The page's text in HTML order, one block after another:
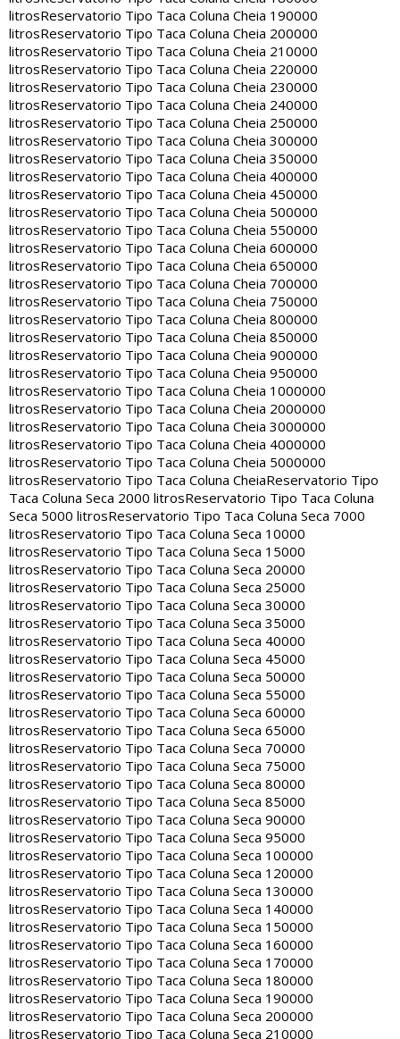
litrosReservatorio Tipo Taca Coluna Cheia 190000
litrosReservatorio Tipo Taca Coluna Cheia 200000
litrosReservatorio Tipo Taca Coluna Cheia 210000
litrosReservatorio Tipo Taca Coluna Cheia 220000
litrosReservatorio Tipo Taca Coluna Cheia 230000
litrosReservatorio Tipo Taca Coluna Cheia 240000
litrosReservatorio Tipo Taca Coluna Cheia 250000
litrosReservatorio Tipo Taca Coluna Cheia 300000
litrosReservatorio Tipo Taca Coluna Cheia 350000
litrosReservatorio Tipo Taca Coluna Cheia 400000
litrosReservatorio Tipo Taca Coluna Cheia 450000
litrosReservatorio Tipo Taca Coluna Cheia 500000
litrosReservatorio Tipo Taca Coluna Cheia 550000
litrosReservatorio Tipo Taca Coluna Cheia 600000
litrosReservatorio Tipo Taca Coluna Cheia 650000
litrosReservatorio Tipo Taca Coluna Cheia 700000
litrosReservatorio Tipo Taca Coluna Cheia 750000
litrosReservatorio Tipo Taca Coluna Cheia 800000
litrosReservatorio Tipo Taca Coluna Cheia 850000
litrosReservatorio Tipo Taca Coluna Cheia 900000
litrosReservatorio Tipo Taca Coluna Cheia 950000
litrosReservatorio Tipo Taca Coluna Cheia 1000000
litrosReservatorio Tipo Taca Coluna Cheia 2000000
litrosReservatorio Tipo Taca Coluna Cheia 3000000
litrosReservatorio Tipo Taca Coluna Cheia 4000000
litrosReservatorio Tipo Taca Coluna Cheia 5000000
litrosReservatorio Tipo Taca Coluna CheiaReservatorio Tipo
Taca Coluna Seca 2000 litrosReservatorio Tipo Taca Coluna
Seca 5000 litrosReservatorio Tipo Taca Coluna Seca 7000
litrosReservatorio Tipo Taca Coluna Seca 10000
litrosReservatorio Tipo Taca Coluna Seca 15000
litrosReservatorio Tipo Taca Coluna Seca 20000
litrosReservatorio Tipo Taca Coluna Seca 25000
litrosReservatorio Tipo Taca Coluna Seca 30000
litrosReservatorio Tipo Taca Coluna Seca 35000
litrosReservatorio Tipo Taca Coluna Seca 40000
litrosReservatorio Tipo Taca Coluna Seca 45000
litrosReservatorio Tipo Taca Coluna Seca 50000
litrosReservatorio Tipo Taca Coluna Seca 55000
litrosReservatorio Tipo Taca Coluna Seca 60000
litrosReservatorio Tipo Taca Coluna Seca 65000
litrosReservatorio Tipo Taca Coluna Seca 70000
litrosReservatorio Tipo Taca Coluna Seca 75000
litrosReservatorio Tipo Taca Coluna Seca 80000
litrosReservatorio Tipo Taca Coluna Seca 85000
litrosReservatorio Tipo Taca Coluna Seca 90000
litrosReservatorio Tipo Taca Coluna Seca 95000
litrosReservatorio Tipo Taca Coluna Seca 100000
litrosReservatorio Tipo Taca Coluna Seca 120000
litrosReservatorio Tipo Taca Coluna Seca 130000
litrosReservatorio Tipo Taca Coluna Seca 140000
litrosReservatorio Tipo Taca Coluna Seca 150000
litrosReservatorio Tipo Taca Coluna Seca 160000
litrosReservatorio Tipo Taca Coluna Seca 170000
litrosReservatorio Tipo Taca Coluna Seca 180000
litrosReservatorio Tipo Taca Coluna Seca 190000
litrosReservatorio Tipo Taca Coluna Seca 200000
litrosReservatorio Tipo Taca Coluna Seca 210000